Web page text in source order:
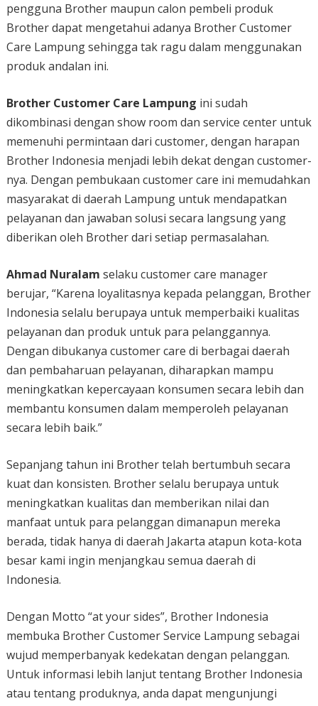
pengguna Brother maupun calon pembeli produk
Brother dapat mengetahui adanya Brother Customer
Care Lampung sehingga tak ragu dalam menggunakan
produk andalan ini.
Brother Customer Care Lampung ini sudah
dikombinasi dengan show room dan service center untuk
memenuhi permintaan dari customer, dengan harapan
Brother Indonesia menjadi lebih dekat dengan customer-
nya. Dengan pembukaan customer care ini memudahkan
masyarakat di daerah Lampung untuk mendapatkan
pelayanan dan jawaban solusi secara langsung yang
diberikan oleh Brother dari setiap permasalahan.
Ahmad Nuralam selaku customer care manager
berujar, “Karena loyalitasnya kepada pelanggan, Brother
Indonesia selalu berupaya untuk memperbaiki kualitas
pelayanan dan produk untuk para pelanggannya.
Dengan dibukanya customer care di berbagai daerah
dan pembaharuan pelayanan, diharapkan mampu
meningkatkan kepercayaan konsumen secara lebih dan
membantu konsumen dalam memperoleh pelayanan
secara lebih baik.”
Sepanjang tahun ini Brother telah bertumbuh secara
kuat dan konsisten. Brother selalu berupaya untuk
meningkatkan kualitas dan memberikan nilai dan
manfaat untuk para pelanggan dimanapun mereka
berada, tidak hanya di daerah Jakarta atapun kota-kota
besar kami ingin menjangkau semua daerah di
Indonesia.
Dengan Motto “at your sides”, Brother Indonesia
membuka Brother Customer Service Lampung sebagai
wujud memperbanyak kedekatan dengan pelanggan.
Untuk informasi lebih lanjut tentang Brother Indonesia
atau tentang produknya, anda dapat mengunjungi